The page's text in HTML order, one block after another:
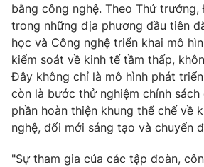
VTV Sức khoẻ Bất
Thị trường 24h Tấm
VTV4 Vươn
VTV9 VTV8
bằng công nghệ. Theo Thứ trưởng,
trong những địa phương đầu tiên
học và Công nghệ triển khai mô
kiểm soát về kinh tế tầm thấp,
Đây không chỉ là mô hình phát
còn là bước thử nghiệm chính
phần hoàn thiện khung thể chế về
nghệ, đổi mới sáng tạo và chuyển
"Sự tham gia của các tập đoàn,